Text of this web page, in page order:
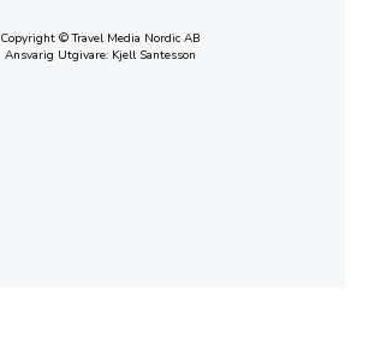
Copyright © Travel Media Nordic AB
Ansvarig Utgivare: Kjell Santesson